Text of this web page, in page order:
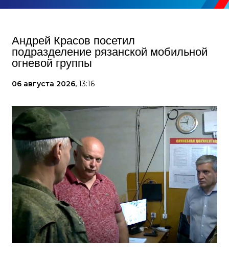
Андрей Красов посетил
подразделение рязанской мобильной
огневой группы
06 августа 2026, 13:16